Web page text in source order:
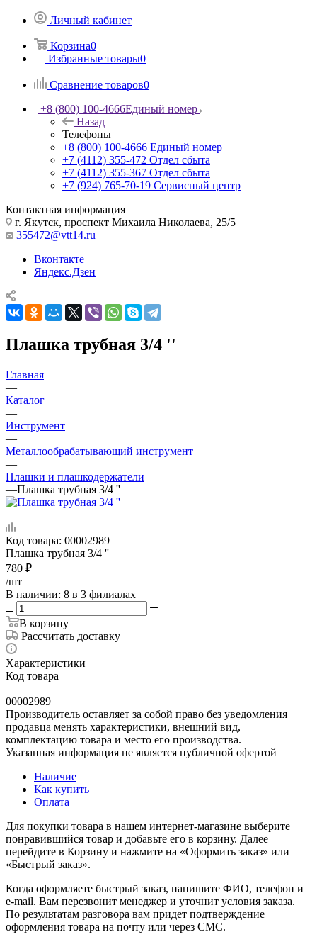
Личный кабинет
Корзина0
Избранные товары0
Сравнение товаров0
+8 (800) 100-4666Единый номер
Назад
Телефоны
+8 (800) 100-4666 Единый номер
+7 (4112) 355-472 Отдел сбыта
+7 (4112) 355-367 Отдел сбыта
+7 (924) 765-70-19 Сервисный центр
Контактная информация
г. Якутск, проспект Михаила Николаева, 25/5
355472@vtt14.ru
Вконтакте
Яндекс.Дзен
Плашка трубная 3/4 ''
Главная
—
Каталог
—
Инструмент
—
Металлообрабатывающий инструмент
—
Плашки и плашкодержатели
—Плашка трубная 3/4 ''
Код товара: 00002989
Плашка трубная 3/4 ''
780 ₽
/шт
В наличии: 8 в 3 филиалах
В корзину
Рассчитать доставку
Характеристики
Код товара
—
00002989
Производитель оставляет за собой право без уведомления
продавца менять характеристики, внешний вид,
комплектацию товара и место его производства.
Указанная информация не является публичной офертой
Наличие
Как купить
Оплата
Для покупки товара в нашем интернет-магазине выберите
понравившийся товар и добавьте его в корзину. Далее
перейдите в Корзину и нажмите на «Оформить заказ» или
«Быстрый заказ».
Когда оформляете быстрый заказ, напишите ФИО, телефон и
e-mail. Вам перезвонит менеджер и уточнит условия заказа.
По результатам разговора вам придет подтверждение
оформления товара на почту или через СМС.